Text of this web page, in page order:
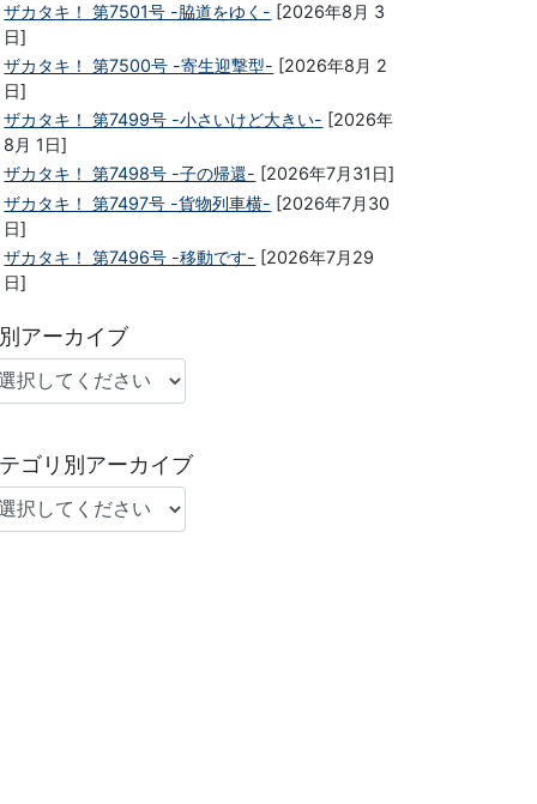
ザカタキ！ 第7501号 -脇道をゆく- [2026年8月 3
日]
ザカタキ！ 第7500号 -寄生迎撃型- [2026年8月 2
日]
ザカタキ！ 第7499号 -小さいけど大きい- [2026年
8月 1日]
ザカタキ！ 第7498号 -子の帰還- [2026年7月31日]
ザカタキ！ 第7497号 -貨物列車横- [2026年7月30
日]
ザカタキ！ 第7496号 -移動です- [2026年7月29
日]
アーカイブ
ゴリ別アーカイブ